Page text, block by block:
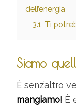
dell’energia
3.1 Ti
Siamo
È senz’altro
mangiamo! È